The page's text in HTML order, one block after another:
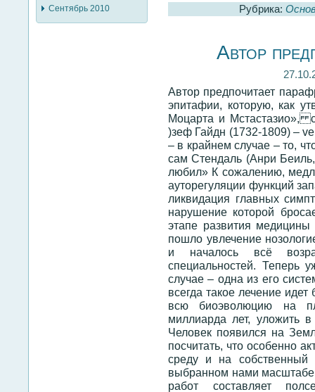
Сентябрь 2010
Рубрика:
Автор
Автор предпочитает
эпитафии, которую, как
Моцарта и Мстастазио»,
)зеф Гайдн (1732-1809) –
– в крайнем случае – то,
сам Стендаль (Анри
любил» К сожалению,
ауторегуляции функций
ликвидация главных
нарушение которой
этапе развития
пошло увлечение
и началось всё
специальностей. Теперь
случае – одна из его
всегда такое лечение
всю биоэволюцию на
миллиарда лет, уложить
Человек появился на
посчитать, что особенно
среду и на
выбранном нами масштабе
работ составляет